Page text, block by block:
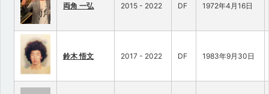
両角 一弘 2015 - 2022 DF 1972年4月16日
鈴木 悟文 2017 - 2022 DF 1983年9月30日